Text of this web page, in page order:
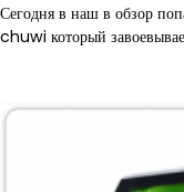
Сегодня в наш в обзор
chuwi который